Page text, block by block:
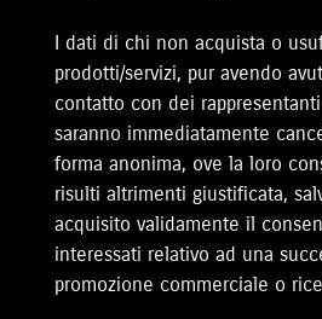
I dati di chi non acquista o
prodotti/servizi, pur avendo
contatto con dei rappresentanti
saranno immediatamente
forma anonima, ove la loro
risulti altrimenti giustificata,
acquisito validamente il
interessati relativo ad una
promozione commerciale o